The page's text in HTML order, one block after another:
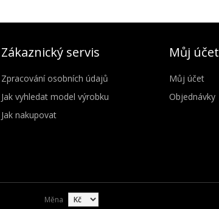
Zákaznický servis
Zpracování osobních údajů
Jak vyhledat model výrobku
Jak nakupovat
Můj účet
Můj účet
Objednávky
Měna